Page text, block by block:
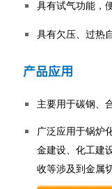
具有试气功能，
具有欠压、过热
产品应用
主要用于碳钢、
广泛应用于锅炉
金建设、化工建
收等涉及到金属